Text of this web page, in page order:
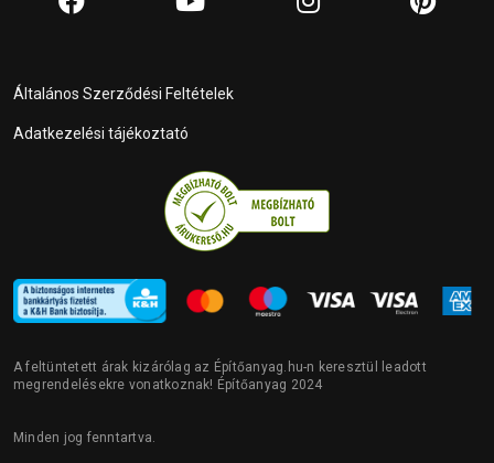
Általános Szerződési Feltételek
Adatkezelési tájékoztató
A feltüntetett árak kizárólag az Építőanyag.hu-n keresztül leadott
megrendelésekre vonatkoznak! Építőanyag 2024
Minden jog fenntartva.